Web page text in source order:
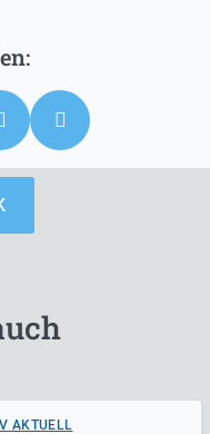
AKTUELL